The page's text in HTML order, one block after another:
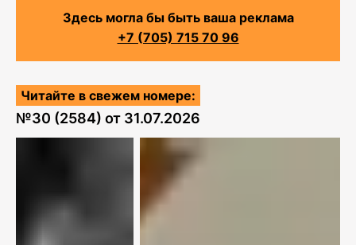
Здесь могла бы быть ваша реклама
+7 (705) 715 70 96
Читайте в свежем номере:
№30 (2584) от 31.07.2026